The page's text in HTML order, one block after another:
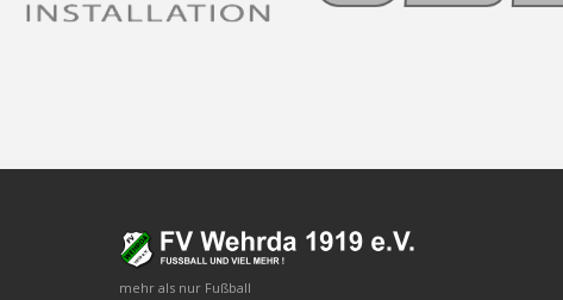
mehr als nur Fußball